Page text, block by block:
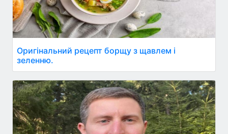
Оригінальний рецепт борщу з щавлем і
зеленню.